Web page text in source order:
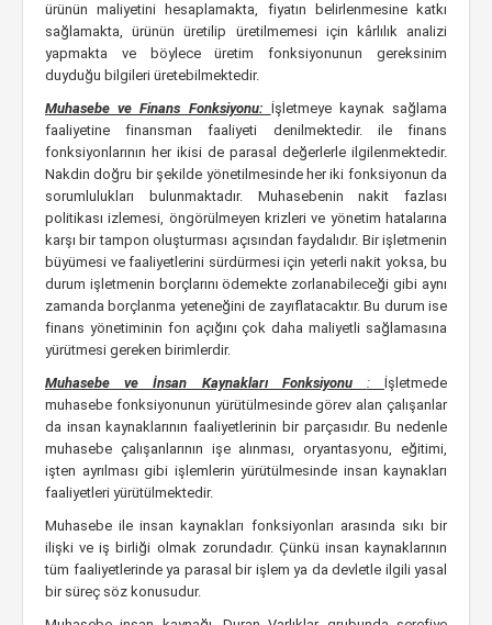
ürünün maliyetini hesaplamakta, fiyatın belirlenmesine katkı
sağlamakta, ürünün üretilip üretilmemesi için kârlılık analizi
yapmakta ve böylece üretim fonksiyonunun gereksinim
duyduğu bilgileri üretebilmektedir.
Muhasebe ve Finans Fonksiyonu: İşletmeye kaynak sağlama
faaliyetine finansman faaliyeti denilmektedir. ile finans
fonksiyonlarının her ikisi de parasal değerlerle ilgilenmektedir.
Nakdin doğru bir şekilde yönetilmesinde her iki fonksiyonun da
sorumlulukları bulunmaktadır. Muhasebenin nakit fazlası
politikası izlemesi, öngörülmeyen krizleri ve yönetim hatalarına
karşı bir tampon oluşturması açısından faydalıdır. Bir işletmenin
büyümesi ve faaliyetlerini sürdürmesi için yeterli nakit yoksa, bu
durum işletmenin borçlarını ödemekte zorlanabileceği gibi aynı
zamanda borçlanma yeteneğini de zayıflatacaktır. Bu durum ise
finans yönetiminin fon açığını çok daha maliyetli sağlamasına
yürütmesi gereken birimlerdir.
Muhasebe ve İnsan Kaynakları Fonksiyonu :İşletmede
muhasebe fonksiyonunun yürütülmesinde görev alan çalışanlar
da insan kaynaklarının faaliyetlerinin bir parçasıdır. Bu nedenle
muhasebe çalışanlarının işe alınması, oryantasyonu, eğitimi,
işten ayrılması gibi işlemlerin yürütülmesinde insan kaynakları
faaliyetleri yürütülmektedir.
Muhasebe ile insan kaynakları fonksiyonları arasında sıkı bir
ilişki ve iş birliği olmak zorundadır. Çünkü insan kaynaklarının
tüm faaliyetlerinde ya parasal bir işlem ya da devletle ilgili yasal
bir süreç söz konusudur.